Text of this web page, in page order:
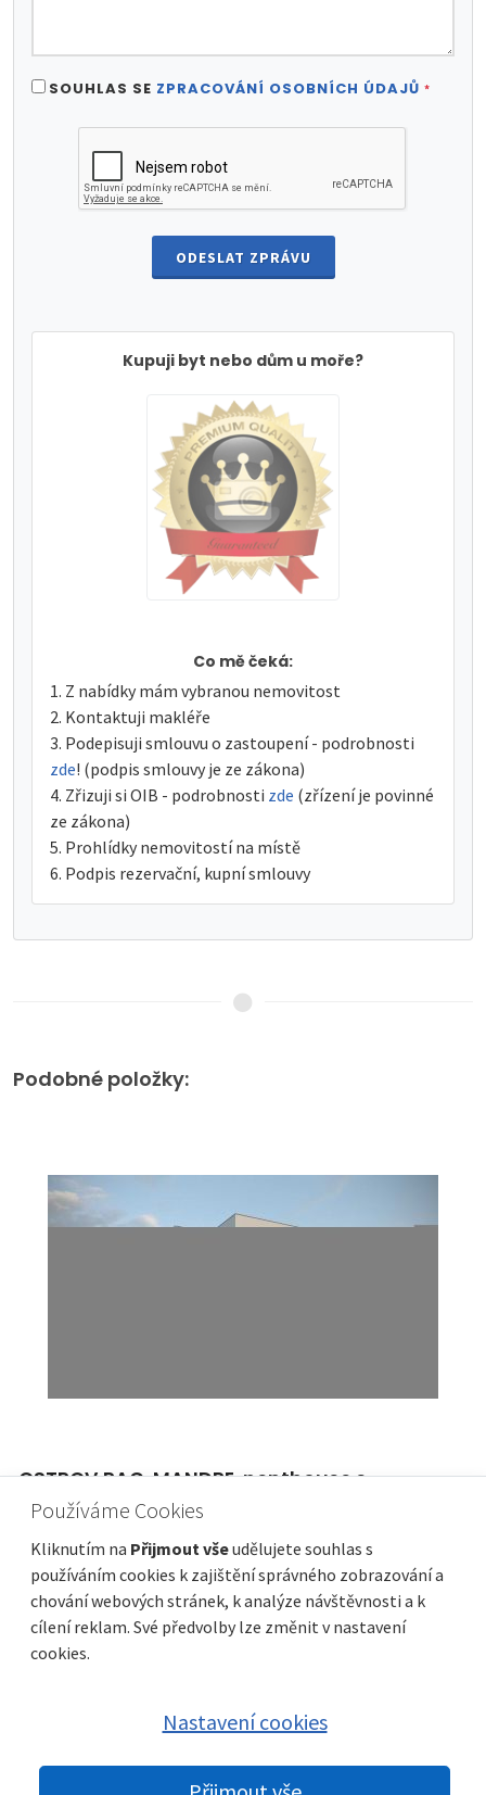
SOUHLAS SE ZPRACOVÁNÍ OSOBNÍCH ÚDAJŮ *
ODESLAT ZPRÁVU
Kupuji byt nebo dům u moře?
Co mě čeká:
Z nabídky mám vybranou nemovitost
Kontaktuji makléře
Podepisuji smlouvu o zastoupení - podrobnosti
zde! (podpis smlouvy je ze zákona)
Zřizuji si OIB - podrobnosti zde (zřízení je povinné
ze zákona)
Prohlídky nemovitostí na místě
Podpis rezervační, kupní smlouvy
Podobné položky:
ZADAR, SUKOŠAN - Luxusní vila v první řadě k
moři! B.
Cena1 850 000 € Vzdálenost od moře
10 m
Plocha celkem
174 m² Obec, část obce
Sukošan
Používáme Cookies
Kliknutím na Přijmout všeudělujete souhlas s
používáním cookies k zajištění správného zobrazování a
chování webových stránek, k analýze návštěvnosti a k
cílení reklam. Své předvolby lze změnit v nastavení
cookies.
Nastavení cookies